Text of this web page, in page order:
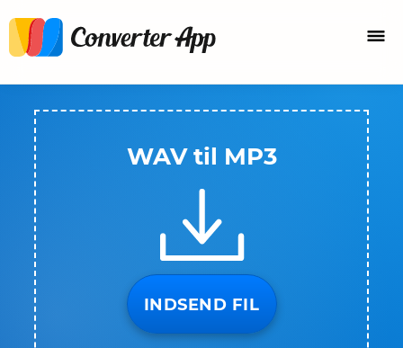
WAV til MP3
INDSEND FIL